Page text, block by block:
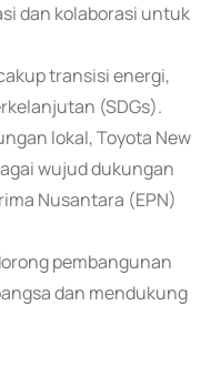
dan kolaborasi untuk
transisi energi,
(SDGs).
lokal, Toyota New
wujud dukungan
Nusantara (EPN)
pembangunan
dan mendukung